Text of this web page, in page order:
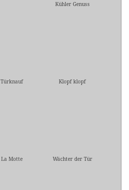
Kühler Genuss
Türknauf
Klopf klopf
La Motte Wächter der Tür